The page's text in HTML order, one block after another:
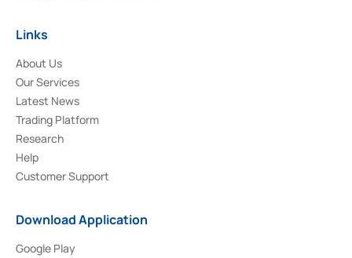
Links
About Us
Our Services
Latest News
Trading Platform
Research
Help
Customer Support
Download Application
Google Play